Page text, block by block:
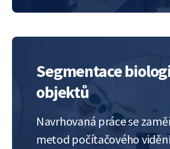
protože dimenze modelu
Segmentace
objektů
Navrhovaná práce se
metod počítačového